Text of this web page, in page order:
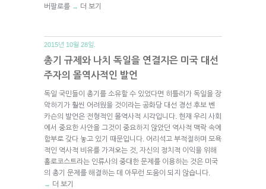
버팔로를 → 더 보기
2015년 10월 28일.
총기 규제와 나치 독일을 연결지은 미국 대선
주자의 몰역사적인 발언
독일 국민들이 총기를 소유할 수 있었다면 히틀러가 독일을 장
악하기가 훨씬 어려웠을 것이라는 공화당 대선 경선 후보 벤
카슨의 발언은 전형적인 몰역사적 시각입니다. 현재 우리 사회
에서 중요한 사안을 그것이 중요하지 않았던 역사적 맥락 속에
함부로 갖다 놓고 있기 때문입니다. 어리석고 부적절하며 모욕
적인 역사적 비유를 가져오는 것, 자신의 정치적 이익을 위해
홀로코스트라는 인류사의 중대한 문제를 이용하는 것은 미국
의 총기 문제를 해결하는 데 아무런 도움이 되지 않습니다.
→ 더 보기